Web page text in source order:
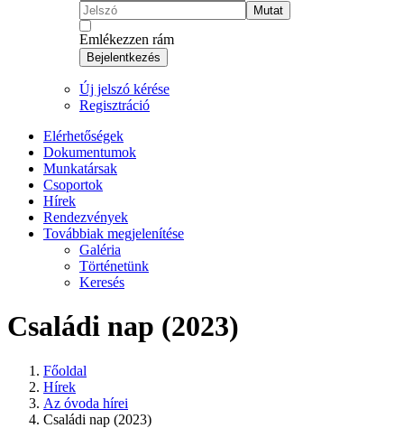
Mutat
Emlékezzen rám
Bejelentkezés
Új jelszó kérése
Regisztráció
Elérhetőségek
Dokumentumok
Munkatársak
Csoportok
Hírek
Rendezvények
Továbbiak megjelenítése
Galéria
Történetünk
Keresés
Családi nap (2023)
Főoldal
Hírek
Az óvoda hírei
Családi nap (2023)